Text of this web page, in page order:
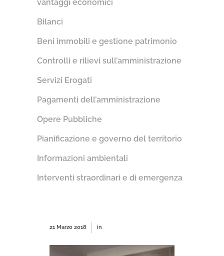
vantaggi economici
Bilanci
Beni immobili e gestione patrimonio
Controlli e rilievi sull’amministrazione
Servizi Erogati
Pagamenti dell’amministrazione
Opere Pubbliche
Pianificazione e governo del territorio
Informazioni ambientali
Interventi straordinari e di emergenza
21 Marzo 2018 in